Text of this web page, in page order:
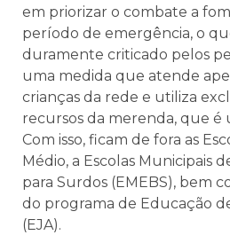
em priorizar o combate a
período de emergência, o
duramente criticado pelos
uma medida que atende
crianças da rede e utiliza
recursos da merenda, que é
Com isso, ficam de fora as
Médio, a Escolas Municipais
para Surdos (EMEBS), bem
do programa de Educação
(EJA).